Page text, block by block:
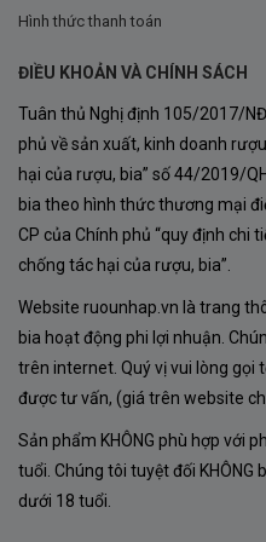
Hình thức thanh toán
ĐIỀU KHOẢN VÀ CHÍNH SÁCH
Tuân thủ Nghị định 105/2017/
phủ về sản xuất, kinh doanh
hại của rượu, bia” số 44/2019/
bia theo hình thức thương mại
CP của Chính phủ “quy định chi
chống tác hại của rượu, bia”.
Website ruounhap.vn là trang
bia hoạt động phi lợi nhuận.
trên internet. Quý vị vui lòng gọi
được tư vấn, (giá trên website
Sản phẩm KHÔNG phù hợp với
tuổi. Chúng tôi tuyệt đối KHÔNG
dưới 18 tuổi.